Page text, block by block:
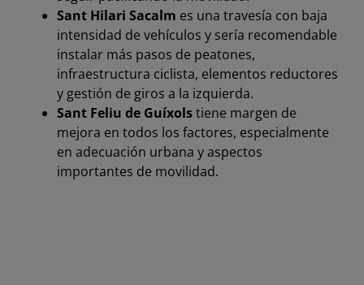
Sant Hilari Sacalm es una travesía con baja
intensidad de vehículos y sería recomendable
instalar más pasos de peatones,
infraestructura ciclista, elementos reductores
y gestión de giros a la izquierda.
Sant Feliu de Guíxolstiene margen de
mejora en todos los factores, especialmente
en adecuación urbana y aspectos
importantes de movilidad.